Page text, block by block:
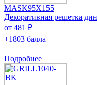
MASK95X155
Декоративная решетка
от 481 ₽
+1803 балла
Подробнее